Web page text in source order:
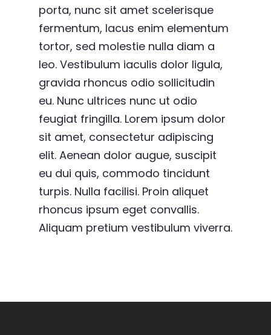
porta, nunc sit amet scelerisque
fermentum, lacus enim elementum
tortor, sed molestie nulla diam a
leo. Vestibulum iaculis dolor ligula,
gravida rhoncus odio sollicitudin
eu. Nunc ultrices nunc ut odio
feugiat fringilla. Lorem ipsum dolor
sit amet, consectetur adipiscing
elit. Aenean dolor augue, suscipit
eu dui quis, commodo tincidunt
turpis. Nulla facilisi. Proin aliquet
rhoncus ipsum eget convallis.
Aliquam pretium vestibulum viverra.